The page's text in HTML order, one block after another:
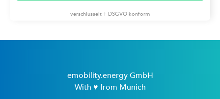
verschlüsselt + DSGVO konform
emobility.energy GmbH
With ♥ from Munich